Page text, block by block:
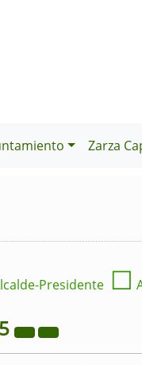
Zarza
Presidente ☐